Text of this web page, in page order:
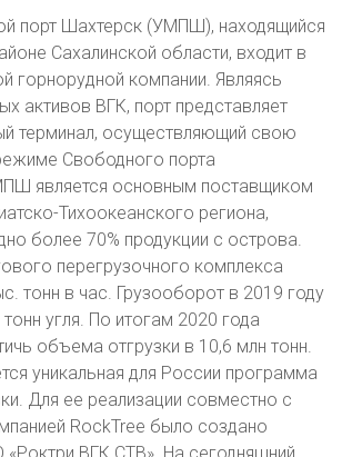
порт Шахтерск (УМПШ), находящийся
Сахалинской области, входит в
горнорудной компании. Являясь
активов ВГК, порт представляет
терминал, осуществляющий свою
Свободного порта
является основным поставщиком
Тихоокеанского региона,
более 70% продукции с острова.
перегрузочного комплекса
тонн в час. Грузооборот в 2019 году
угля. По итогам 2020 года
объема отгрузки в 10,6 млн тонн.
уникальная для России программа
Для ее реализации совместно с
RockTree было создано